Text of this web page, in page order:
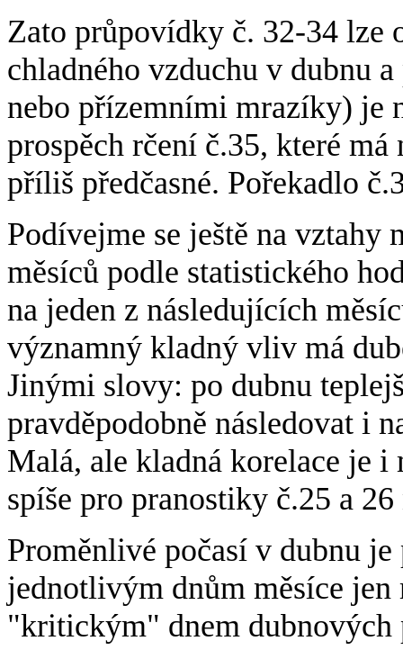
Zato průpovídky č. 32-34 lze
chladného vzduchu v dubnu
nebo přízemními mrazíky) je
prospěch rčení č.35, které
příliš předčasné. Pořekadlo
Podívejme se ještě na vztahy
měsíců podle statistického
na jeden z následujících
významný kladný vliv má
Jinými slovy: po dubnu
pravděpodobně následovat i
Malá, ale kladná korelace je
spíše pro pranostiky č.25 a
Proměnlivé počasí v dubnu
jednotlivým dnům měsíce
"kritickým" dnem dubnových